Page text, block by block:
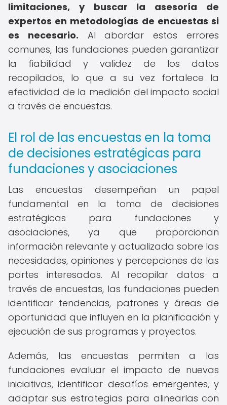
limitaciones, y buscar la asesoría de
expertos en metodologías de encuestas si
es necesario. Al abordar estos errores
comunes, las fundaciones pueden garantizar
la fiabilidad y validez de los datos
recopilados, lo que a su vez fortalece la
efectividad de la medición del impacto social
a través de encuestas.
El rol de las encuestas en la toma
de decisiones estratégicas para
fundaciones y asociaciones
Las encuestas desempeñan un papel
fundamental en la toma de decisiones
estratégicas para fundaciones y
asociaciones, ya que proporcionan
información relevante y actualizada sobre las
necesidades, opiniones y percepciones de las
partes interesadas. Al recopilar datos a
través de encuestas, las fundaciones pueden
identificar tendencias, patrones y áreas de
oportunidad que influyen en la planificación y
ejecución de sus programas y proyectos.
Además, las encuestas permiten a las
fundaciones evaluar el impacto de nuevas
iniciativas, identificar desafíos emergentes, y
adaptar sus estrategias para alinearlas con